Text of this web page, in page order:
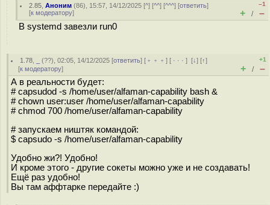
2.85 ,Аноним (86), 15:57, 14/12/2025 [^] [^^] [^^^] [ответить]
[к модератору]
–1
+ / –
В systemd завезли run0
1.78 (??), 02:05, 14/12/2025 [ответить] [ ﹢﹢﹢] [ · · ·][↓] [↑]
[к модератору]
+1
+ / –
А в реальности будет:
# capsudod -s /home/user/alfaman-capability bash &
# chown user:user /home/user/alfaman-capability
# chmod 700 /home/user/alfaman-capability
# запускаем ништяк командой:
$ capsudo -s /home/user/alfaman-capability
Удобно жи?! Удобно!
И кроме этого - другие сокеты можно уже и не создавать!
Ещё раз удобно!
Вы там аффтарке передайте :)